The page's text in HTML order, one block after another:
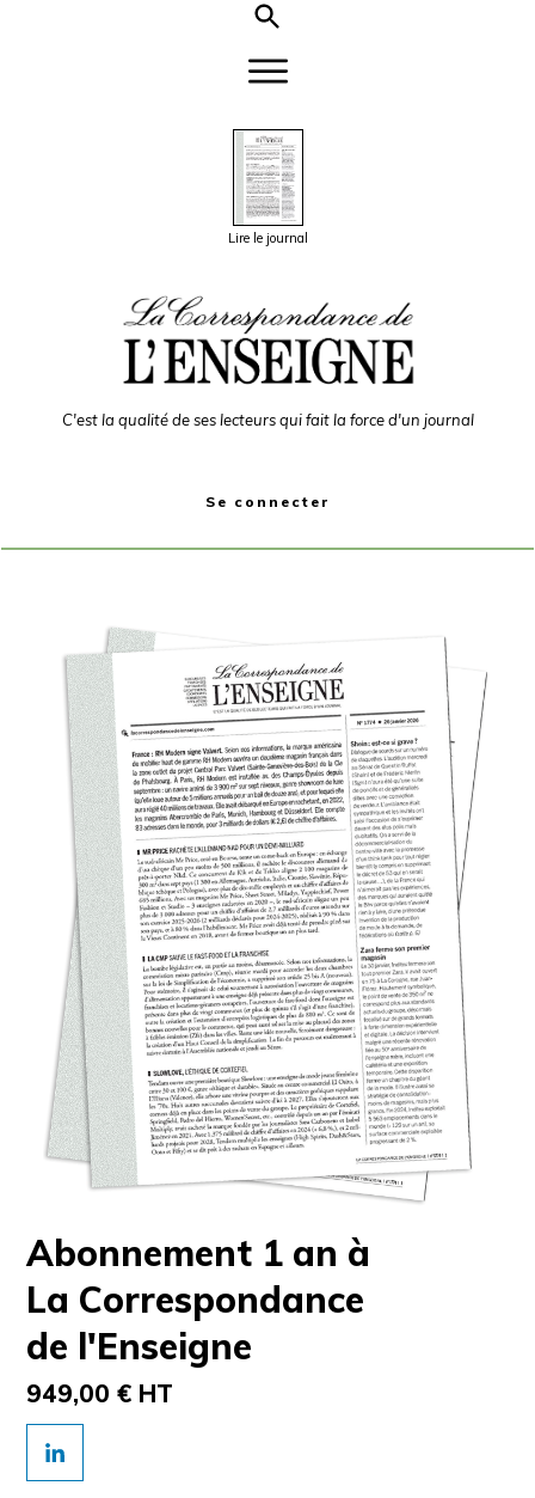
Lire le journal
C'est la qualité de ses lecteurs qui fait la force d'un journal
Se connecter
Abonnement 1 an à
La Correspondance
de l'Enseigne
949,00 € HT